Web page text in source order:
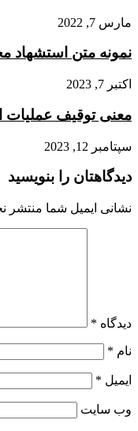
مارس 7, 2022
نمونه متن استشهاد
اکتبر 7, 2023
معنی توقیف عملیات اجرایی موضوع ماده
سپتامبر 12, 2023
دیدگاهتان را بنویسید
نشانی ایمیل شما منتشر
دیدگاه *
نام *
ایمیل *
وب‌ سایت